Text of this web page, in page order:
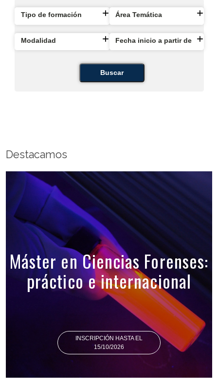
Tipo de formación Área Temática
Modalidad Fecha inicio a partir de
Buscar
Destacamos
Máster en Ciencias Forenses:
práctico e internacional
INSCRIPCIÓN HASTA EL
15/10/2026